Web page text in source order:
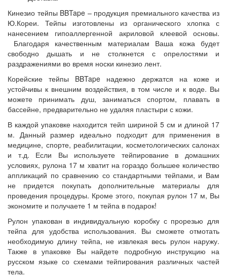
Кинезио тейпы BBTape – продукция премиального качества из
Ю.Кореи. Тейпы изготовлены из органического хлопка с
нанесением гипоаллергенной акриловой клеевой основы.
Благодаря качественным материалам Ваша кожа будет
свободно дышать и не столкнется с опрелостями и
раздражениями во время носки кинезио лент.
Корейские тейпы BBTape надежно держатся на коже и
устойчивы к внешним воздействия, в том числе и к воде. Вы
можете принимать душ, заниматься спортом, плавать в
бассейне, предварительно не удаляя пластыри с кожи.
В каждой упаковке находится тейп шириной 5 см и длиной 17
м. Данный размер идеально подходит для применения в
медицине, спорте, реабилитации, косметологических салонах
и т.д. Если Вы используете тейпирование в домашних
условиях, рулона 17 м хватит на гораздо большее количество
аппликаций по сравнению со стандартными тейпами, и Вам
не придется покупать дополнительные материалы для
проведения процедуры. Кроме этого, покупая рулон 17 м, Вы
экономите и получаете 1 м тейпа в подарок!
Рулон упакован в индивидуальную коробку с прорезью для
тейпа для удобства использования. Вы сможете отмотать
необходимую длину тейпа, не извлекая весь рулон наружу.
Также в упаковке Вы найдете подробную инструкцию на
русском языке со схемами тейпирования различных частей
тела.